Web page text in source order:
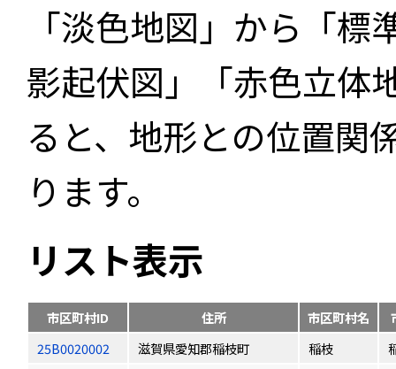
「淡色地図」から「
影起伏図」「赤色立体
ると、地形との位置関
ります。
リスト表示
市区町村ID 住所 市区町村名
25B0020002
滋賀県愛知郡稲枝町 稲枝